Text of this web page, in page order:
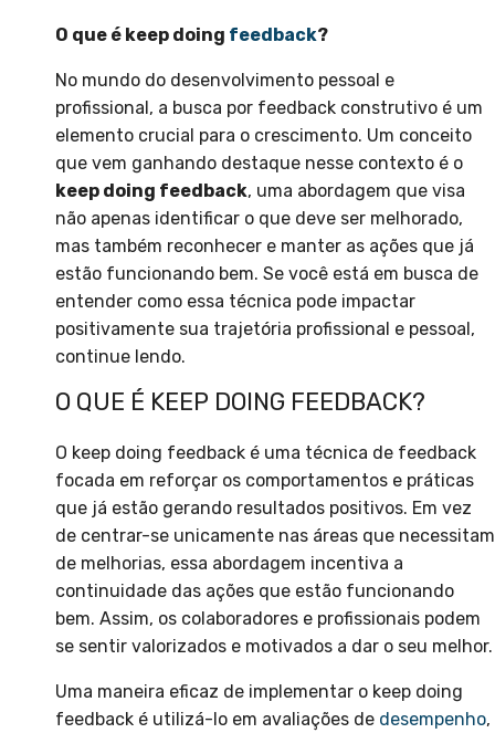
O que é keep doing feedback?
No mundo do desenvolvimento pessoal e
profissional, a busca por feedback construtivo é um
elemento crucial para o crescimento. Um conceito
que vem ganhando destaque nesse contexto é o
keep doing feedback, uma abordagem que visa
não apenas identificar o que deve ser melhorado,
mas também reconhecer e manter as ações que já
estão funcionando bem. Se você está em busca de
entender como essa técnica pode impactar
positivamente sua trajetória profissional e pessoal,
continue lendo.
O QUE É KEEP DOING FEEDBACK?
O keep doing feedback é uma técnica de feedback
focada em reforçar os comportamentos e práticas
que já estão gerando resultados positivos. Em vez
de centrar-se unicamente nas áreas que necessitam
de melhorias, essa abordagem incentiva a
continuidade das ações que estão funcionando
bem. Assim, os colaboradores e profissionais podem
se sentir valorizados e motivados a dar o seu melhor.
Uma maneira eficaz de implementar o keep doing
feedback é utilizá-lo em avaliações de desempenho,